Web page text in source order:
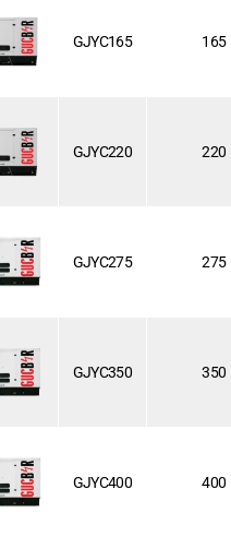
GJYC165 165
GJYC220 220
GJYC275 275
GJYC350 350
GJYC400 400